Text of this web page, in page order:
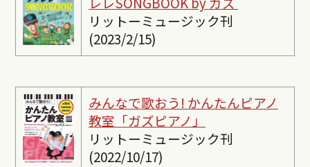
リットーミュージック刊
(2023/2/15)
みんなで歌おう! かんたんピアノ
教室「ガズピアノ」
リットーミュージック刊
(2022/10/17)